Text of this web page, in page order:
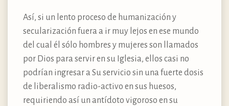
Así, si un lento proceso de humanización y
secularización fuera a ir muy lejos en ese mundo
del cual él sólo hombres y mujeres son llamados
por Dios para servir en su Iglesia, ellos casi no
podrían ingresar a Su servicio sin una fuerte dosis
de liberalismo radio-activo en sus huesos,
requiriendo así un antídoto vigoroso en su